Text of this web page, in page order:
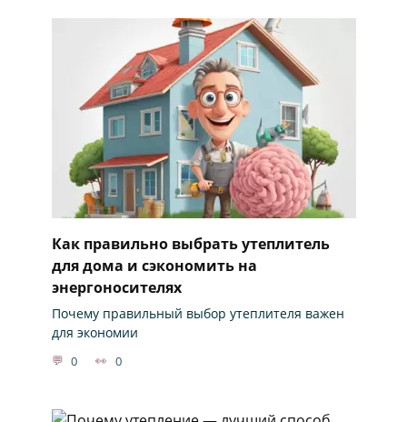
Как правильно выбрать утеплитель
для дома и сэкономить на
энергоносителях
Почему правильный выбор утеплителя важен
для экономии
0 0